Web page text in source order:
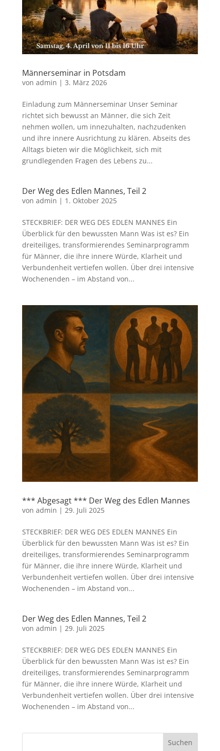
Männerseminar in Potsdam
von admin | 3. März 2026
Einladung zum Männerseminar Unser Seminar
richtet sich bewusst an Männer, die sich Zeit
nehmen wollen, um innezuhalten, nachzudenken
und ihre innere Ausrichtung zu klären. Abseits des
Alltags bieten wir die Möglichkeit, sich mit
grundlegenden Fragen des Lebens zu...
Der Weg des Edlen Mannes, Teil 2
von admin | 1. Oktober 2025
STECKBRIEF: DER WEG DES EDLEN MANNES Ein
Überblick für den bewussten Mann Was ist es? Ein
dreiteiliges, transformierendes Seminarprogramm
für Männer, die ihre innere Würde, Klarheit und
Verbundenheit vertiefen wollen. Über drei intensive
Wochenenden – im Abstand von...
*** Abgesagt *** Der Weg des Edlen Mannes
von admin | 29. Juli 2025
STECKBRIEF: DER WEG DES EDLEN MANNES Ein
Überblick für den bewussten Mann Was ist es? Ein
dreiteiliges, transformierendes Seminarprogramm
für Männer, die ihre innere Würde, Klarheit und
Verbundenheit vertiefen wollen. Über drei intensive
Wochenenden – im Abstand von...
Der Weg des Edlen Mannes, Teil 2
von admin | 29. Juli 2025
STECKBRIEF: DER WEG DES EDLEN MANNES Ein
Überblick für den bewussten Mann Was ist es? Ein
dreiteiliges, transformierendes Seminarprogramm
für Männer, die ihre innere Würde, Klarheit und
Verbundenheit vertiefen wollen. Über drei intensive
Wochenenden – im Abstand von...